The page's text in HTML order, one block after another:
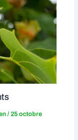
/25 octobre